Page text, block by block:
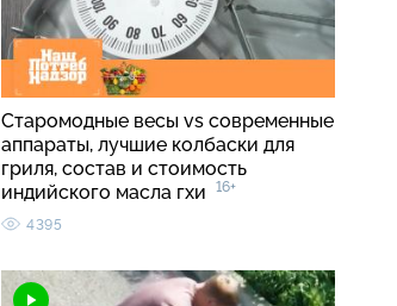
Старомодные весы vs современные
аппараты, лучшие колбаски для
гриля, состав и стоимость
индийского масла гхи
16+
4395